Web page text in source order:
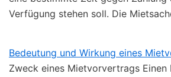
Verfügung stehen soll. Die
Bedeutung und Wirkung eines
Zweck eines Mietvorvertrags